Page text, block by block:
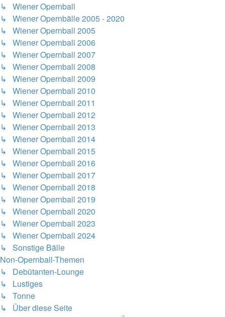
↳ Wiener Opernball
↳ Wiener Opernbälle 2005 - 2020
↳ Wiener Opernball 2005
↳ Wiener Opernball 2006
↳ Wiener Opernball 2007
↳ Wiener Opernball 2008
↳ Wiener Opernball 2009
↳ Wiener Opernball 2010
↳ Wiener Opernball 2011
↳ Wiener Opernball 2012
↳ Wiener Opernball 2013
↳ Wiener Opernball 2014
↳ Wiener Opernball 2015
↳ Wiener Opernball 2016
↳ Wiener Opernball 2017
↳ Wiener Opernball 2018
↳ Wiener Opernball 2019
↳ Wiener Opernball 2020
↳ Wiener Opernball 2023
↳ Wiener Opernball 2024
↳ Sonstige Bälle
Non-Opernball-Themen
↳ Debütanten-Lounge
↳ Lustiges
↳ Tonne
↳ Über diese Seite